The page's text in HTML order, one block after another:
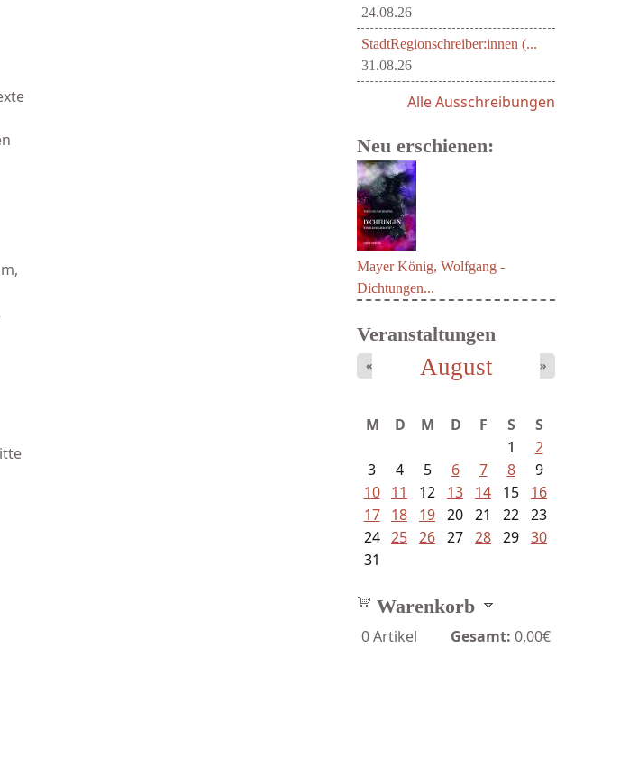
24.08.26
StadtRegionschreiber:innen (...
31.08.26
Alle Ausschreibungen
Neu erschienen:
Mayer König, Wolfgang -
Dichtungen...
Veranstaltungen
August
« »
M D M D F S
S
1
2
3
4 5 6 7 8
9
10
11 12 13 14 15
16
17
18 19 20 21 22 23
24 25 26 27 28 29 30
31
Warenkorb
0Artikel Gesamt: 0,00€